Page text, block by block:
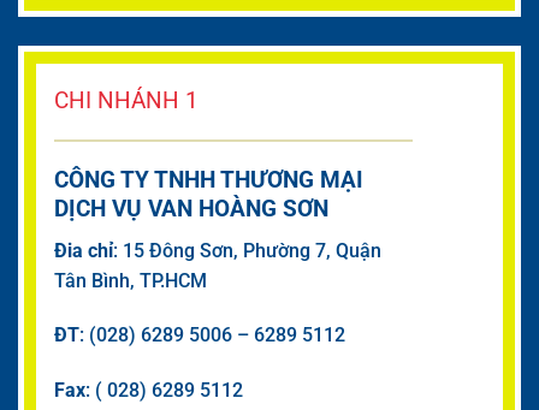
CHI NHÁNH 1
CÔNG TY TNHH THƯƠNG MẠI
DỊCH VỤ VAN HOÀNG SƠN
Đia chỉ: 15 Đông Sơn, Phường 7, Quận
Tân Bình, TP.HCM
ĐT: (028) 6289 5006 – 6289 5112
Fax: ( 028) 6289 5112